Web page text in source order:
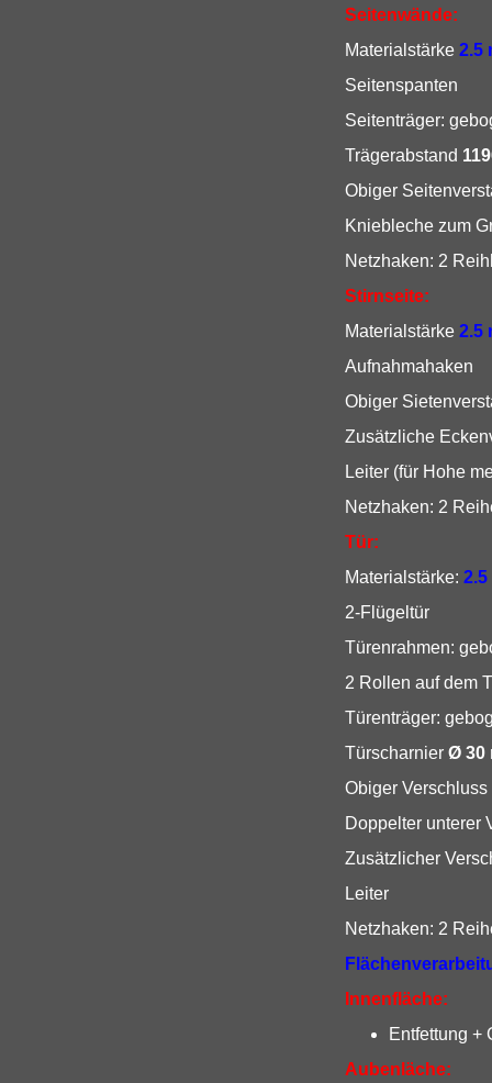
Seitenwände:
Materialstärke 2.5
Seitenträger:
Trägerabstand
Obiger
Kniebleche zum
Netzhaken: 2
Stirnseite:
Materialstärke 2.5
Aufnahmahaken
Obiger
Zusätzliche
Leiter (für Hohe
Netzhaken: 2
Tür:
Materialstärke: 2.5
2-Flügeltür
Türenrahmen:
2 Rollen auf dem
Türenträger:
Türscharnier Ø 30
Obiger
Doppelter unterer
Zusätzlicher
Leiter
Netzhaken: 2
Innenfläche:
Entfettung +
Aubenläche: